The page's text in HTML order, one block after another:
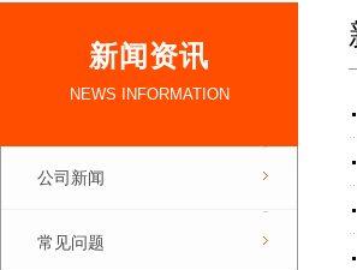
新闻资讯
NEWS INFORMATION
公司新闻
常见问题